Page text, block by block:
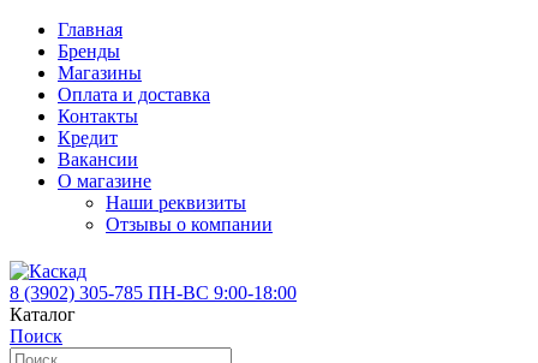
Главная
Бренды
Магазины
Оплата и доставка
Контакты
Кредит
Вакансии
О магазине
Наши реквизиты
Отзывы о компании
8 (3902) 305-785 ПН-ВС 9:00-18:00
Каталог
Поиск